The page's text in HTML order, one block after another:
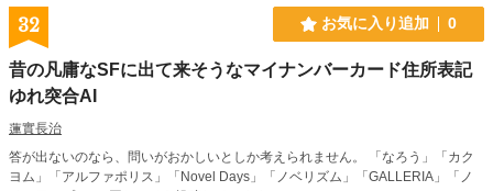
32 お気に入り追加 0
昔の凡庸なSFに出て来そうなマイナンバーカード住所表記
ゆれ突合AI
蓮實長治
答が出ないのなら、問いがおかしいとしか考えられません。 「なろう」「カク
ヨム」「アルファポリス」「Novel Days」「ノベリズム」「GALLERIA」「ノ